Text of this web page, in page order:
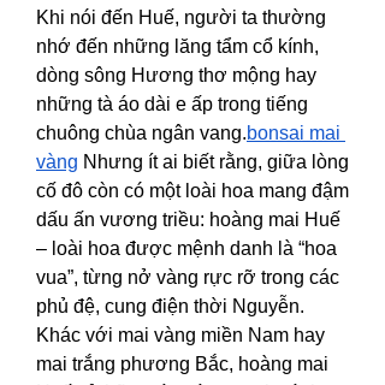
Khi nói đến Huế, người ta thường
nhớ đến những lăng tẩm cổ kính,
dòng sông Hương thơ mộng hay
những tà áo dài e ấp trong tiếng
chuông chùa ngân vang.bonsai mai
vàng Nhưng ít ai biết rằng, giữa lòng
cố đô còn có một loài hoa mang đậm
dấu ấn vương triều: hoàng mai Huế
– loài hoa được mệnh danh là “hoa
vua”, từng nở vàng rực rỡ trong các
phủ đệ, cung điện thời Nguyễn.
Khác với mai vàng miền Nam hay
mai trắng phương Bắc, hoàng mai